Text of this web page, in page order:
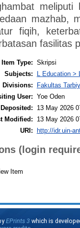
meliputi
mazhab,
fiqih,
fasilitas
Item Type: Skripsi
Subjects:
L Education >
Divisions:
Fakultas
User: Yoe Oden
13 May 2026
Modified:
13 May 2026
URI: http://idr.uin-
(login
Item
EPrints 3 which is